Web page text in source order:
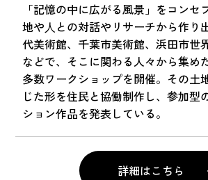
「記憶の中に広がる風景」をコンセ
地や⼈との対話やリサーチから作り
代美術館、千葉市美術館、浜田市世
などで、そこに関わる人々から集め
多数ワークショップを開催。その土
じた形を住民と協働制作し、参加型
ション作品を発表している。
詳細はこちら